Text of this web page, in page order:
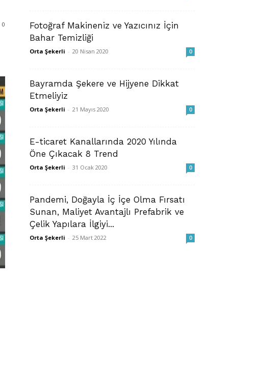
0
Fotoğraf Makineniz ve Yazıcınız İçin
Bahar Temizliği
Orta Şekerli - 20 Nisan 2020 0
Bayramda Şekere ve Hijyene Dikkat
Etmeliyiz
Orta Şekerli - 21 Mayıs 2020 0
E-ticaret Kanallarında 2020 Yılında
Öne Çıkacak 8 Trend
Orta Şekerli - 31 Ocak 2020 0
Pandemi, Doğayla İç İçe Olma Fırsatı
Sunan, Maliyet Avantajlı Prefabrik ve
Çelik Yapılara İlgiyi...
Orta Şekerli - 25 Mart 2022 0